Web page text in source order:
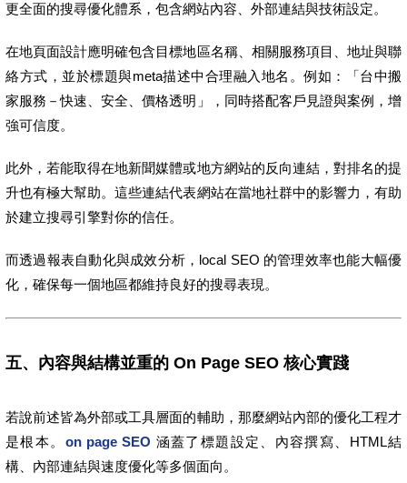
更全面的搜尋優化體系，包含網站內容、外部連結與技術設定。
在地頁面設計應明確包含目標地區名稱、相關服務項目、地址與聯
絡方式，並於標題與meta描述中合理融入地名。例如：「台中搬
家服務－快速、安全、價格透明」，同時搭配客戶見證與案例，增
強可信度。
此外，若能取得在地新聞媒體或地方網站的反向連結，對排名的提
升也有極大幫助。這些連結代表網站在當地社群中的影響力，有助
於建立搜尋引擎對你的信任。
而透過報表自動化與成效分析，local SEO 的管理效率也能大幅優
化，確保每一個地區都維持良好的搜尋表現。
五、內容與結構並重的 On Page SEO 核心實踐
若說前述皆為外部或工具層面的輔助，那麼網站內部的優化工程才
是根本。 on page SEO 涵蓋了標題設定、內容撰寫、HTML結
構、內部連結與速度優化等多個面向。